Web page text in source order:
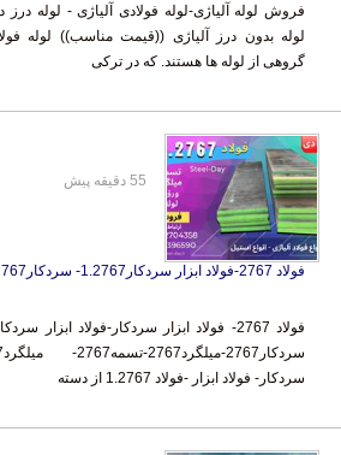
فروش لوله آلیاژی-لوله فولادی آلیاژی - لوله درز
لوله بدون درز آلیاژی ((قیمت مناسب)) لوله
گروهی از لوله ها هستند. که در ترکی
فولاد 2767-فولاد ابزار سردکار1.2767- سردکار2767
سردکار- فولاد ابزار -فولاد 1.2767 از دسته
55 دقیقه پیش